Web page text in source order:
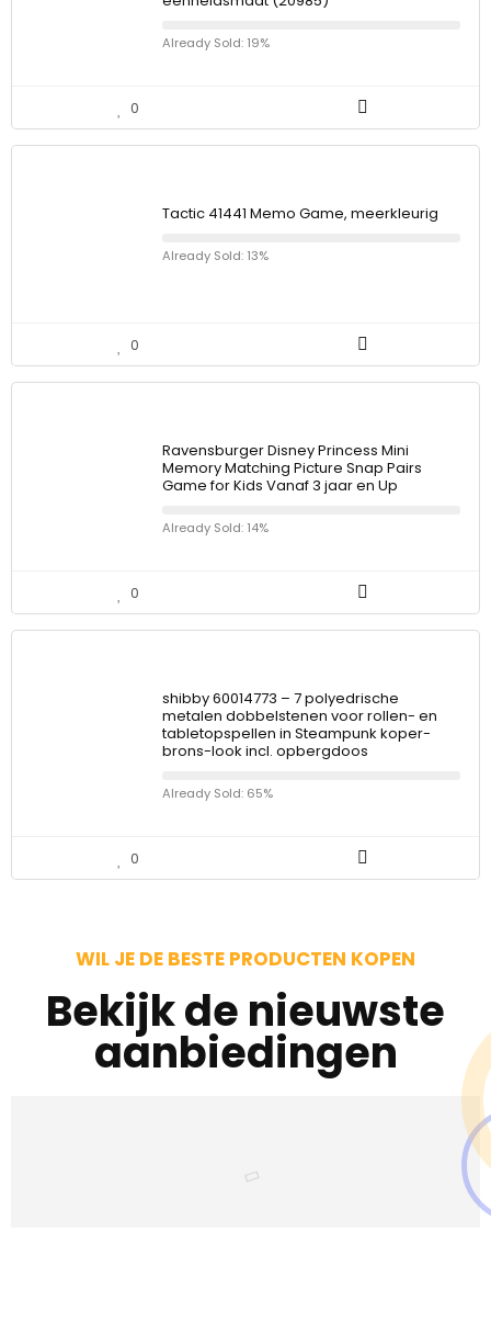
Already Sold: 19%
0
Tactic 41441 Memo Game, meerkleurig
Already Sold: 13%
0
Ravensburger Disney Princess Mini
Memory Matching Picture Snap Pairs
Game for Kids Vanaf 3 jaar en Up
Already Sold: 14%
0
shibby 60014773 – 7 polyedrische
metalen dobbelstenen voor rollen- en
tabletopspellen in Steampunk koper-
brons-look incl. opbergdoos
Already Sold: 65%
0
WIL JE DE BESTE PRODUCTEN KOPEN
Bekijk de nieuwste
aanbiedingen